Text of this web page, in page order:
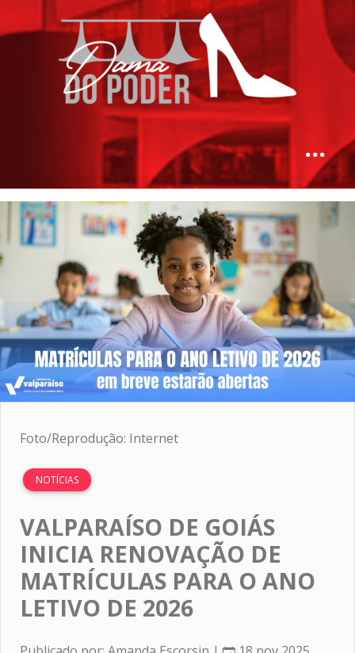
Foto/Reprodução: Internet
NOTÍCIAS
VALPARAÍSO DE GOIÁS
INICIA RENOVAÇÃO DE
MATRÍCULAS PARA O ANO
LETIVO DE 2026